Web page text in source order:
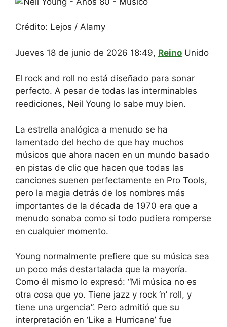
Crédito: Lejos / Alamy
Jueves 18 de junio de 2026 18:49, Reino Unido
El rock and roll no está diseñado para sonar
perfecto. A pesar de todas las interminables
reediciones, Neil Young lo sabe muy bien.
La estrella analógica a menudo se ha
lamentado del hecho de que hay muchos
músicos que ahora nacen en un mundo basado
en pistas de clic que hacen que todas las
canciones suenen perfectamente en Pro Tools,
pero la magia detrás de los nombres más
importantes de la década de 1970 era que a
menudo sonaba como si todo pudiera romperse
en cualquier momento.
Young normalmente prefiere que su música sea
un poco más destartalada que la mayoría.
Como él mismo lo expresó: “Mi música no es
otra cosa que yo. Tiene jazz y rock ‘n’ roll, y
tiene una urgencia”. Pero admitió que su
interpretación en ‘Like a Hurricane’ fue